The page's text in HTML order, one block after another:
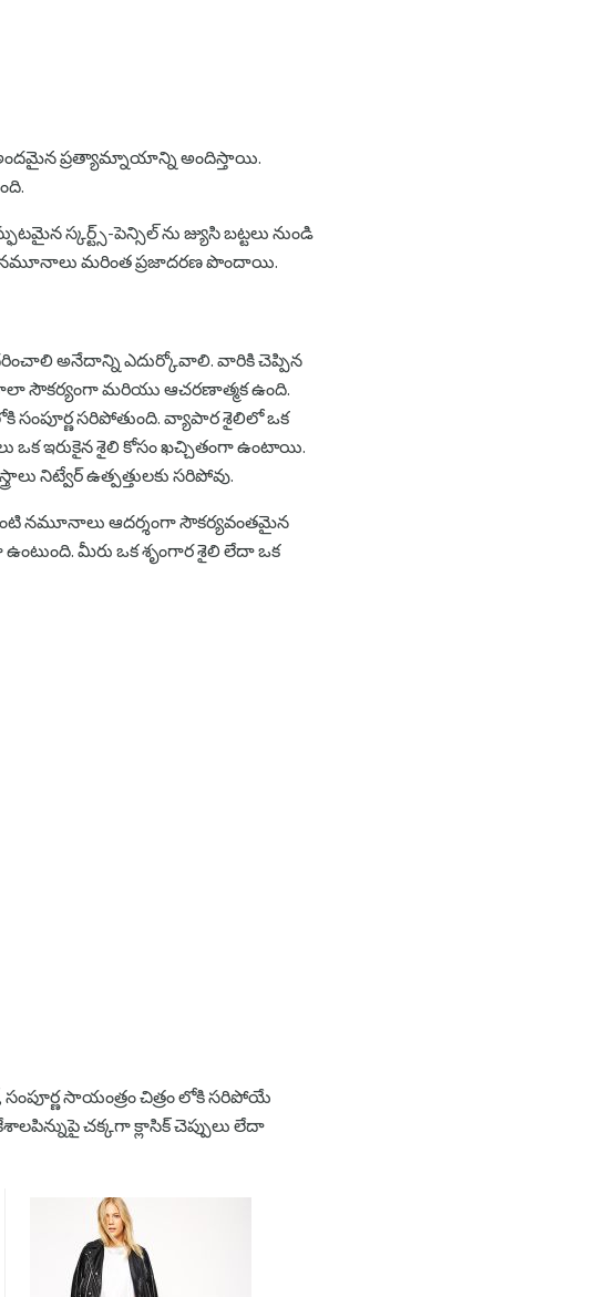
అందమైన ప్రత్యామ్నాయాన్ని అందిస్తాయి.
స్కర్ట్స్-పెన్సిల్ ను జ్యుసి బట్టలు నుండి
నమూనాలు మరింత ప్రజాదరణ పొందాయి.
అనేదాన్ని ఎదుర్కోవాలి. వారికి చెప్పిన
సౌకర్యంగా మరియు ఆచరణాత్మక ఉంది.
సంపూర్ణ సరిపోతుంది. వ్యాపార శైలిలో ఒక
ఒక ఇరుకైన శైలి కోసం ఖచ్చితంగా ఉంటాయి.
నిట్వేర్ ఉత్పత్తులకు సరిపోవు.
నమూనాలు ఆదర్శంగా సౌకర్యవంతమైన
మీరు ఒక శృంగార శైలి లేదా ఒక
సంపూర్ణ సాయంత్రం చిత్రం లోకి సరిపోయే
చక్కగా క్లాసిక్ చెప్పులు లేదా